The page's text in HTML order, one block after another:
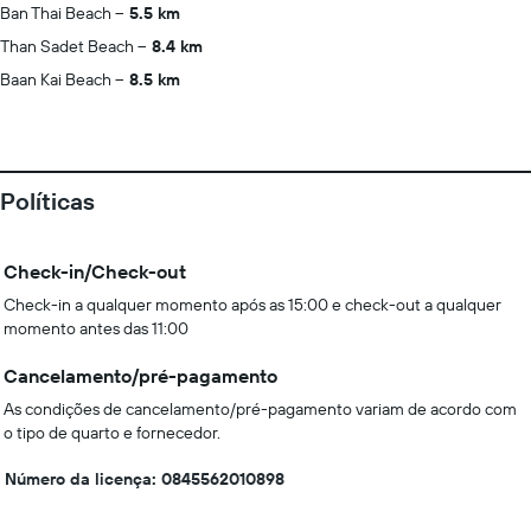
Ban Thai Beach
5.5 km
Than Sadet Beach
8.4 km
Baan Kai Beach
8.5 km
Políticas
Check-in/Check-out
Check-in a qualquer momento após as 15:00 e check-out a qualquer
momento antes das 11:00
Cancelamento/pré-pagamento
As condições de cancelamento/pré-pagamento variam de acordo com
o tipo de quarto e fornecedor.
Número da licença: 0845562010898